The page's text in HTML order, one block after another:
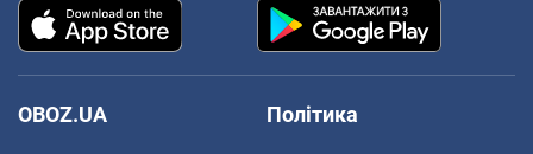
OBOZ.UA
Політика